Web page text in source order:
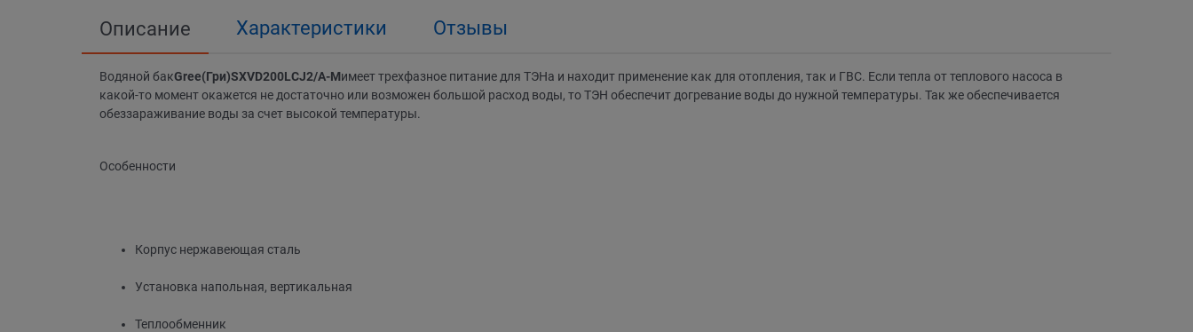
Описание Характеристики Отзывы
Водяной бакGree(Гри)SXVD200LCJ2/A-Mимеет трехфазное питание для ТЭНа и находит применение как для отопления, так и ГВС. Если тепла от теплового насоса в
какой-то момент окажется не достаточно или возможен большой расход воды, то ТЭН обеспечит догревание воды до нужной температуры. Так же обеспечивается
обеззараживание воды за счет высокой температуры.
Особенности
Корпус нержавеющая сталь
Установка напольная, вертикальная
Теплообменник